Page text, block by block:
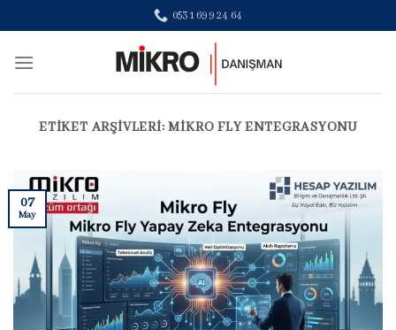
to
content
0531 699 24 64
ETIKET ARŞIVLERI:MIKRO FLY ENTEGRASYONU
07
May